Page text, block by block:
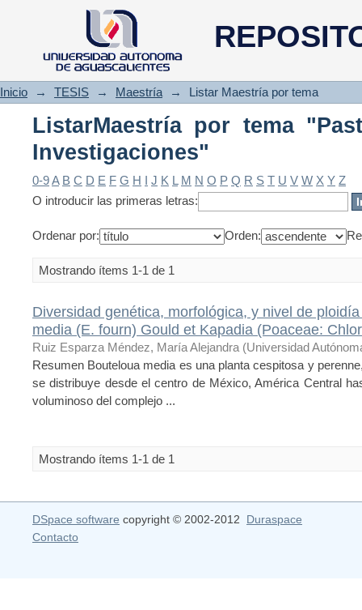
ListarMaestría por tema
Inicio → TESIS → Maestría → Listar Maestría por tema
ListarMaestría por tema
Investigaciones"
0-9A B C D E F G H I J K L M N O P Q R S T U V W X Y Z
O introducir las primeras letras:
Ordenar por: Orden:
Mostrando ítems 1-1 de 1
Diversidad genética, morfológica, y nivel de
media (E. fourn) Gould et Kapadia (Poaceae:
Ruiz Esparza Méndez, María Alejandra (Universidad
Resumen Bouteloua media es una planta cespitosa y
se distribuye desde el centro de México, América Central
voluminoso del complejo ...
Mostrando ítems 1-1 de 1
DSpace software copyright © 2002-2012 Duraspace
Contacto